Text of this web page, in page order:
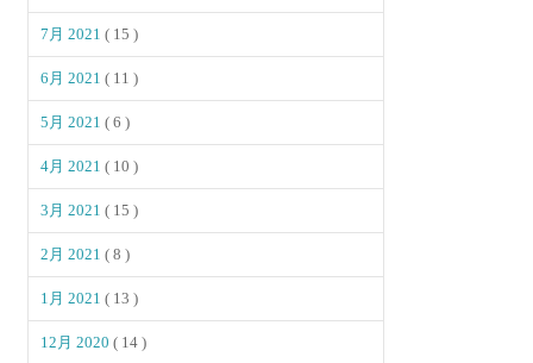
7月 2021( 15 )
6月 2021( 11 )
5月 2021( 6 )
4月 2021( 10 )
3月 2021( 15 )
2月 2021( 8 )
1月 2021( 13 )
12月 2020( 14 )